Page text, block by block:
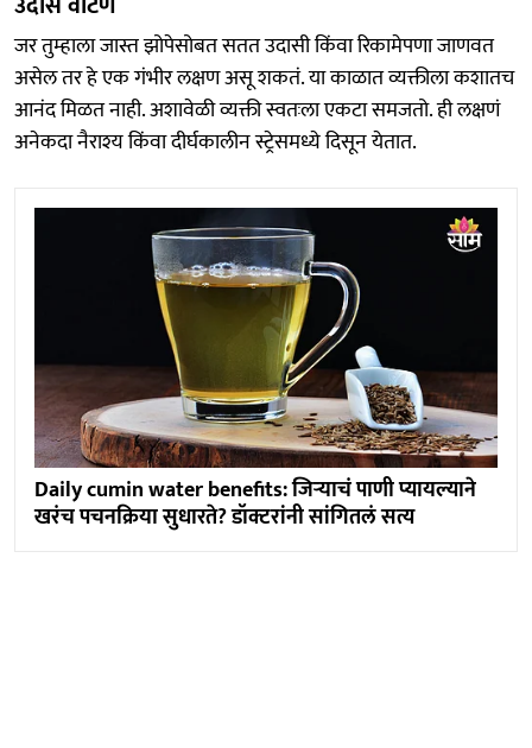
जर तुम्हाला जास्त झोपेसोबत सतत उदासी किंवा रिकामेपणा जाणवत
असेल तर हे एक गंभीर लक्षण असू शकतं. या काळात व्यक्तीला कशातच
आनंद मिळत नाही. अशावेळी व्यक्ती स्वतःला एकटा समजतो. ही लक्षणं
अनेकदा नैराश्य किंवा दीर्घकालीन स्ट्रेसमध्ये दिसून येतात.
Daily cumin water benefits: जिऱ्याचं पाणी प्यायल्याने
खरंच पचनक्रिया सुधारते? डॉक्टरांनी सांगितलं सत्य